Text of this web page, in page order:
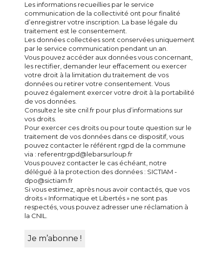
Les informations recueillies par le service
communication de la collectivité ont pour finalité
d’enregistrer votre inscription. La base légale du
traitement est le consentement.
Les données collectées sont conservées uniquement
par le service communication pendant un an.
Vous pouvez accéder aux données vous concernant,
les rectifier, demander leur effacement ou exercer
votre droit à la limitation du traitement de vos
données ou retirer votre consentement. Vous
pouvez également exercer votre droit à la portabilité
de vos données.
Consultez le site cnil.fr pour plus d’informations sur
vos droits.
Pour exercer ces droits ou pour toute question sur le
traitement de vos données dans ce dispositif, vous
pouvez contacter le référent rgpd de la commune
via : referentrgpd@lebarsurloup.fr
Vous pouvez contacter le cas échéant, notre
délégué à la protection des données : SICTIAM -
dpo@sictiam.fr
Si vous estimez, après nous avoir contactés, que vos
droits « Informatique et Libertés » ne sont pas
respectés, vous pouvez adresser une réclamation à
la CNIL.